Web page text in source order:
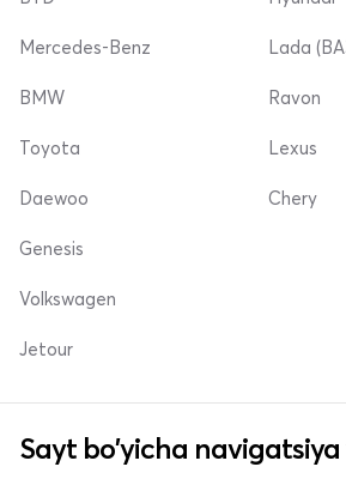
Mercedes-Benz Lada
BMW
Toyota
Daewoo
Ravon
Lexus
Chery
Genesis
Volkswagen
Jetour
Sayt bo'yicha